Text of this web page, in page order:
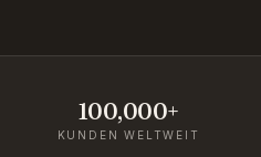
100,000+
KUNDEN WELTWEIT